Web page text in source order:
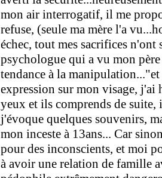
mon air interrogatif, il me
refuse, (seule ma mère l'a
échec, tout mes sacrifices
psychologue qui a vu mon
tendance à la
expression sur mon visage, j'ai
yeux et ils comprends de
j'évoque quelques souvenirs,
mon inceste à 13ans... Car
pour des inconscients, et moi
à avoir une relation de famille